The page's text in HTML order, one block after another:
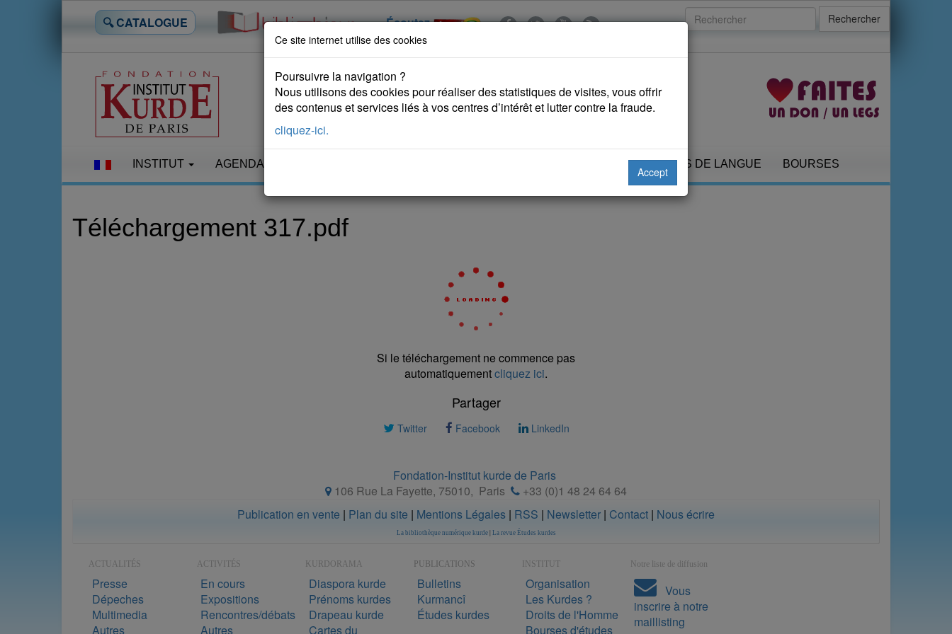
🔍 CATALOGUE Écoutez Rechercher
INSTITUT AGENDA DROITS DE L'HOMME COURS DE LANGUE BOURSES
Téléchargement 317.pdf
Si le téléchargement ne commence pas
automatiquementcliquez ici.
Partager
Twitter Facebook LinkedIn
Fondation-Institut kurde de Paris
106 Rue La Fayette, 75010, Paris
+33 (0)1 48 24 64 64
Publication en vente | Plan du site | Mentions Légales | RSS | Newsletter | Contact | Nous écrire
La bibliothèque numérique kurde| La revue Études kurdes
ACTUALITÉS
Presse
Dépeches
Multimedia
Autres
ACTIVITÉS
En cours
Expositions
Rencontres/débats
Autres
KURDORAMA
Diaspora kurde
Prénoms kurdes
Drapeau kurde
Cartes du
PUBLICATIONS
Bulletins
Kurmancî
Études kurdes
INSTITUT
Organisation
Les Kurdes ?
Droits de l'Homme
Bourses d'études
Notre liste de diffusion
Vous
inscrire à notre
maillisting
Ce site internet utilise des cookies
Poursuivre la navigation ?
Nous utilisons des cookies pour réaliser des statistiques de visites, vous offrir
des contenus et services liés à vos centres d’intérêt et lutter contre la fraude.
cliquez-ici.
Accept